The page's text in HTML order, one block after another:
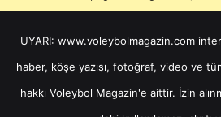
UYARI: www.voleybolmagazin.com
haber, köşe yazısı, fotoğraf, video ve
hakkı Voleybol Magazin'e aittir. İzin